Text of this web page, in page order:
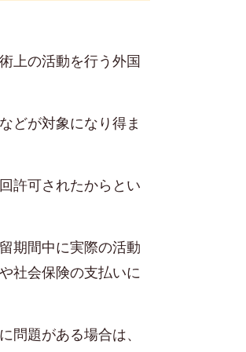
上の活動を行う外国
どが対象になり得ま
許可されたからとい
期間中に実際の活動
社会保険の支払いに
問題がある場合は、